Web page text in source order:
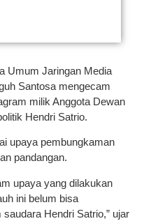
Umum Jaringan Media
Santosa mengecam
milik Anggota Dewan
Hendri Satrio.
upaya pembungkaman
pandangan.
upaya yang dilakukan
ini belum bisa
Hendri Satrio,” ujar